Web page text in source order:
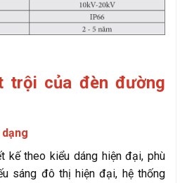
trội của đèn đường
kế theo kiểu dáng hiện đại, phù
sáng đô thị hiện đại, hệ thống